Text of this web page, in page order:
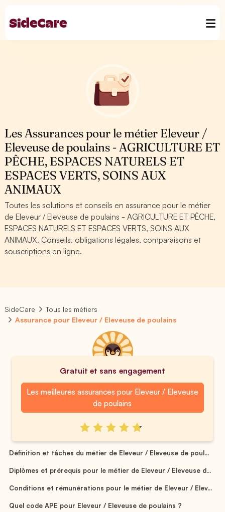
Les Assurances pour le métier Eleveur /
Eleveuse de poulains - AGRICULTURE ET
PÊCHE, ESPACES NATURELS ET
ESPACES VERTS, SOINS AUX
ANIMAUX
Toutes les solutions et conseils en assurance pour le métier
de Eleveur / Eleveuse de poulains - AGRICULTURE ET PÊCHE,
ESPACES NATURELS ET ESPACES VERTS, SOINS AUX
ANIMAUX. Conseils, obligations légales, comparaisons et
souscriptions en ligne.
SideCare
Tous les métiers
Assurance pour Eleveur / Eleveuse de poulains
Gratuit et sans engagement
Les meilleures assurances pour Eleveur / Eleveuse
de poulains
Définition et tâches du métier de Eleveur / Eleveuse de poul...
Diplômes et prérequis pour le métier de Eleveur / Eleveuse d...
Conditions et rémunérations pour le métier de Eleveur / Elev...
Quel code APE pour Eleveur / Eleveuse de poulains ?